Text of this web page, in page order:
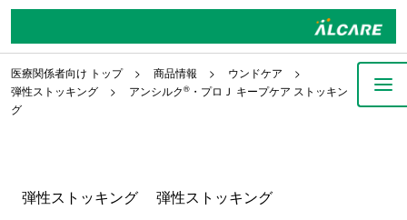
医療関係者向け トップ 商品情報
ウンドケア
弾性ストッキング
アンシルク®・プロＪ キープケア ストッキン
グ
弾性ストッキング 弾性ストッキング